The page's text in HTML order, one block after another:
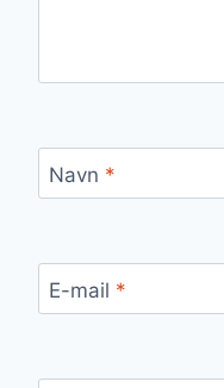
Navn *
E-mail *